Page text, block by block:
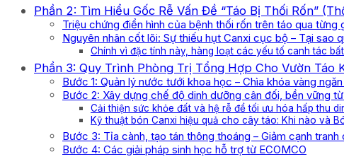
Phần 2: Tìm Hiểu Gốc Rễ Vấn Đề “Táo Bị Thối Rốn”
Triệu chứng điển hình của bệnh thối rốn trên táo qua từng
Nguyên nhân cốt lõi: Sự thiếu hụt Canxi cục bộ – Tại sao
Chính vì đặc tính này, hàng loạt các yếu tố canh tác
Phần 3: Quy Trình Phòng Trị Tổng Hợp Cho Vườn Táo
Bước 1: Quản lý nước tưới khoa học – Chìa khóa vàng
Bước 2: Xây dựng chế độ dinh dưỡng cân đối, bền vững
Cải thiện sức khỏe đất và hệ rễ để tối ưu hóa hấp thu
Kỹ thuật bón Canxi hiệu quả cho cây táo: Khi nào và
Bước 3: Tỉa cành, tạo tán thông thoáng – Giảm cạnh tranh
Bước 4: Các giải pháp sinh học hỗ trợ từ ECOMCO